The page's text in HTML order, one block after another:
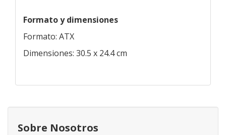
Formato y dimensiones
Formato: ATX
Dimensiones: 30.5 x 24.4 cm
Sobre Nosotros